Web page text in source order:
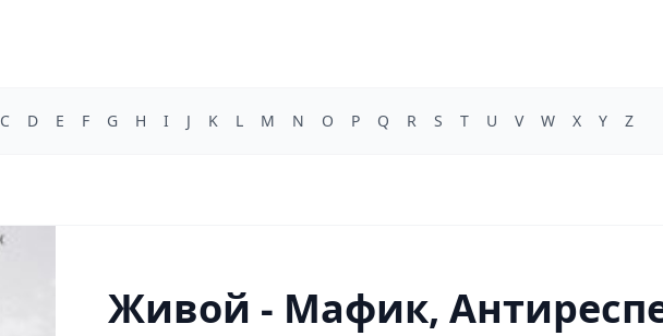
C D E F G H I J K L M N O P Q R S T U V W X Y Z
Живой - Мафик,